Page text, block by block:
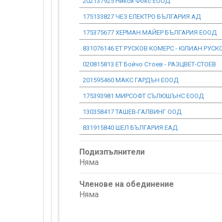
175133827 ЧЕЗ ЕЛЕКТРО БЪЛГАРИЯ АД
175375677 ХЕРМАН МАЙЕР БЪЛГАРИЯ ЕООД
831076146 ЕТ РУСКОВ КОМЕРС - ЮЛИАН
020815813 ЕТ Бойчо Стоев - РАЗЦВЕТ-СТОЕВ
201595460 МАКС ГАРДЪН ЕООД
175393981 МИРСОФТ СЪЛЮШЪНС ЕООД
130358417 ТАШЕВ-ГАЛВИНГ ООД
831915840 ШЕЛ БЪЛГАРИЯ ЕАД
Подизпълнители
Няма
Членове на обединение
Няма